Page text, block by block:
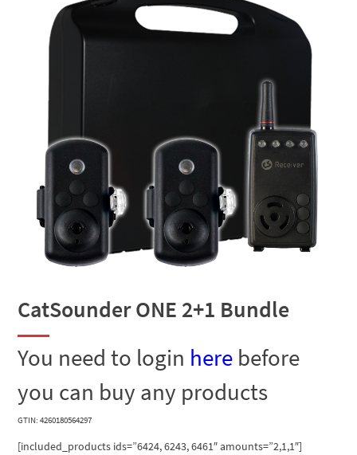
CatSounder ONE 2+1 Bundle
You need to login here before
you can buy any products
GTIN: 4260180564297
[included_products ids=”6424, 6243, 6461″ amounts=”2,1,1″]